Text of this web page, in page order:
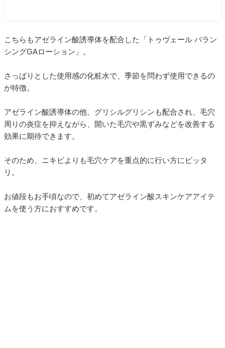
こちらもアゼライン酸誘導体を配合した「トゥヴェール バラン
シングGAローション」。
さっぱりとした使用感の化粧水で、季節を問わず使用できるの
が特徴。
アゼライン酸誘導体の他、グリシルグリシンも配合され、毛穴
周りの炎症を抑えながら、開いた毛穴や黒ずみなどを改善する
効果に期待できます。
そのため、ニキビよりも毛穴ケアを重点的に行い方にピッタ
リ。
お値段もお手頃なので、初めてアゼライン酸スキンケアアイテ
ムを使う方におすすめです。